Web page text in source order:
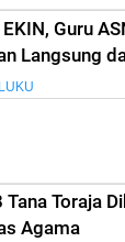
Guru
Langsung
Tana Toraja
Agama